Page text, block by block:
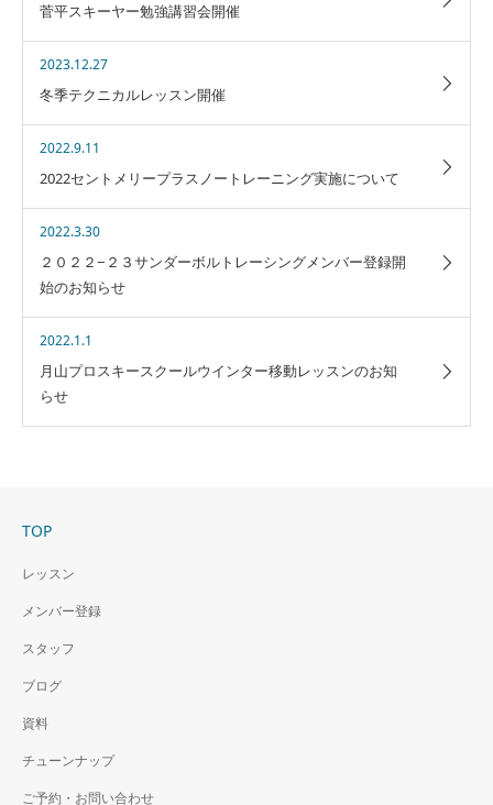
菅平スキーヤー勉強講習会開催
2023.12.27
冬季テクニカルレッスン開催
2022.9.11
2022セントメリープラスノートレーニング実施について
2022.3.30
２０２２−２３サンダーボルトレーシングメンバー登録開
始のお知らせ
2022.1.1
月山プロスキースクールウインター移動レッスンのお知
らせ
TOP
レッスン
メンバー登録
スタッフ
ブログ
資料
チューンナップ
ご予約・お問い合わせ